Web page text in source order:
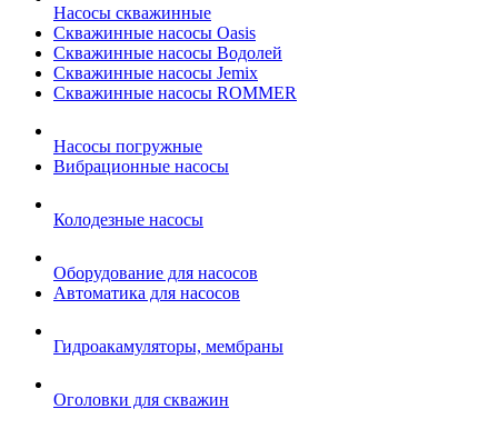
Насосы скважинные
Скважинные насосы Oasis
Скважинные насосы Водолей
Скважинные насосы Jemix
Cкважинные насосы ROMMER
Насосы погружные
Вибрационные насосы
Колодезные насосы
Оборудование для насосов
Автоматика для насосов
Гидроакамуляторы, мембраны
Оголовки для скважин